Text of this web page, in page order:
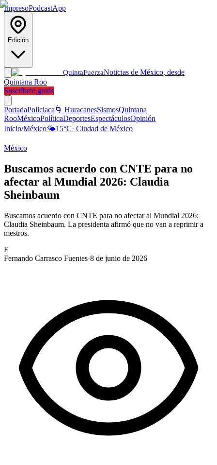
ImpresoPodcastApp
Edición
QuintaFuerzaNoticias de México, desde
Quintana Roo
Suscríbete gratis
PortadaPoliciaca 🌀 HuracanesSismosQuintana
RooMéxicoPolíticaDeportesEspectáculosOpinión
Inicio/México🌤️15°C· Ciudad de México
México
Buscamos acuerdo con CNTE para no
afectar al Mundial 2026: Claudia
Sheinbaum
Buscamos acuerdo con CNTE para no afectar al Mundial 2026:
Claudia Sheinbaum. La presidenta afirmó que no van a reprimir a
mestros.
F
Fernando Carrasco Fuentes·8 de junio de 2026